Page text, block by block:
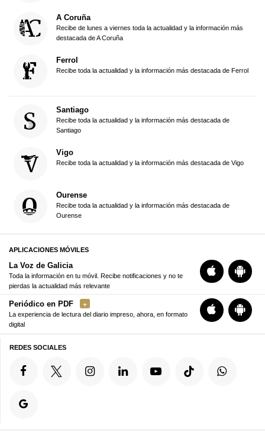
A Coruña
Recibe de lunes a viernes toda la actualidad y la información más
destacada de A Coruña
Ferrol
Recibe toda la actualidad y la información más destacada de Ferrol
Santiago
Recibe toda la actualidad y la información más destacada de
Santiago
Vigo
Recibe toda la actualidad y la información más destacada de Vigo
Ourense
Recibe toda la actualidad y la información más destacada de
Ourense
APLICACIONES MÓVILES
La Voz de Galicia
Toda la información en tu móvil. Recibe notificaciones y no te
pierdas la actualidad más relevante
Periódico en PDF
La experiencia de lectura del diario impreso, ahora, en formato
digital
REDES SOCIALES